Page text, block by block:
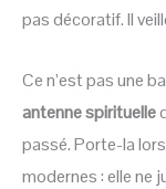
pas décoratif. Il
Ce n’est pas une
antenne spirituelle
passé. Porte-la
modernes : elle ne